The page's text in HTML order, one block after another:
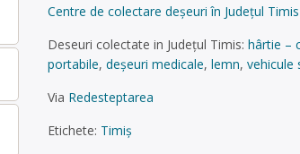
Centre de colectare deşeuri în Județul Timis
Deseuri colectate in Județul Timis: hârtie –
portabile, deșeuri medicale, lemn, vehicule
Via Redesteptarea
Etichete: Timiș